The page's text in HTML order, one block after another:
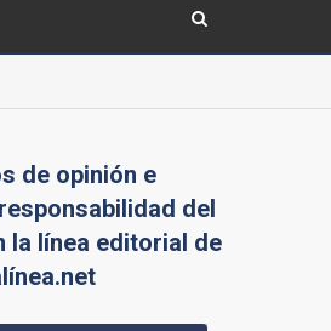
de opinión e
del
la línea editorial de